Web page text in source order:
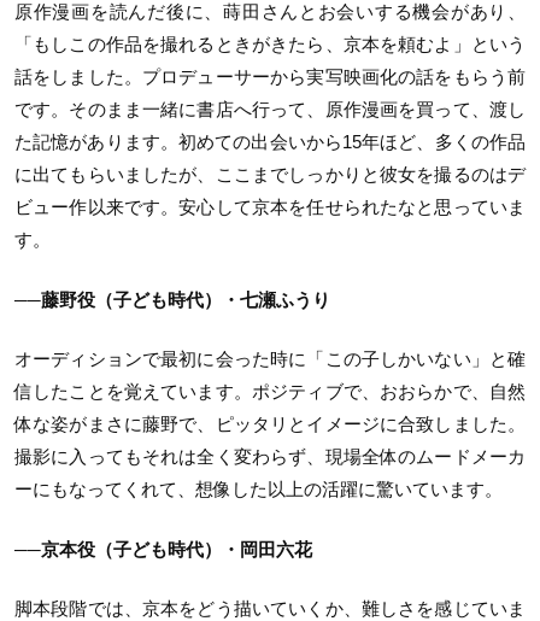
原作漫画を読んだ後に、蒔田さんとお会いする機会があり、
「もしこの作品を撮れるときがきたら、京本を頼むよ」という
話をしました。プロデューサーから実写映画化の話をもらう前
です。そのまま一緒に書店へ行って、原作漫画を買って、渡し
た記憶があります。初めての出会いから15年ほど、多くの作品
に出てもらいましたが、ここまでしっかりと彼女を撮るのはデ
ビュー作以来です。安心して京本を任せられたなと思っていま
す。
──藤野役（子ども時代）・七瀬ふうり
オーディションで最初に会った時に「この子しかいない」と確
信したことを覚えています。ポジティブで、おおらかで、自然
体な姿がまさに藤野で、ピッタリとイメージに合致しました。
撮影に入ってもそれは全く変わらず、現場全体のムードメーカ
ーにもなってくれて、想像した以上の活躍に驚いています。
──京本役（子ども時代）・岡田六花
脚本段階では、京本をどう描いていくか、難しさを感じていま